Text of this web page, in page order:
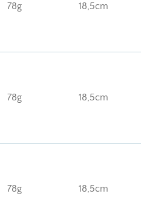
78g 18,5cm
78g 18,5cm
78g 18,5cm